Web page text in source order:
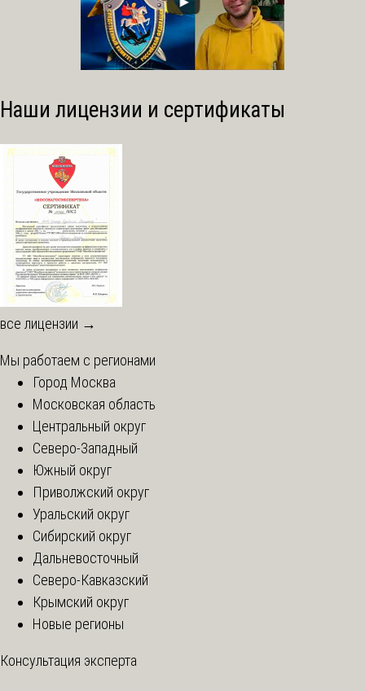
Наши лицензии и сертификаты
все лицензии →
Мы работаем с регионами
Город Москва
Московская область
Центральный округ
Северо-Западный
Южный округ
Приволжский округ
Уральский округ
Сибирский округ
Дальневосточный
Северо-Кавказский
Крымский округ
Новые регионы
Консультация эксперта